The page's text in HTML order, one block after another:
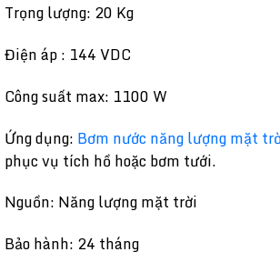
Trọng lượng: 20 Kg
Điện áp : 144 VDC
Công suất max: 1100 W
Ứng dụng: Bơm nước năng lượng mặt
phục vụ tích hồ hoặc bơm tưới.
Nguồn: Năng lượng mặt trời
Bảo hành: 24 tháng